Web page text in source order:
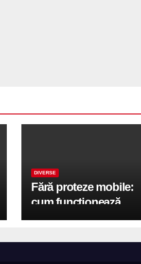
DIVERSE
Fără proteze mobile:
cum funcționează
reabilitarea completă